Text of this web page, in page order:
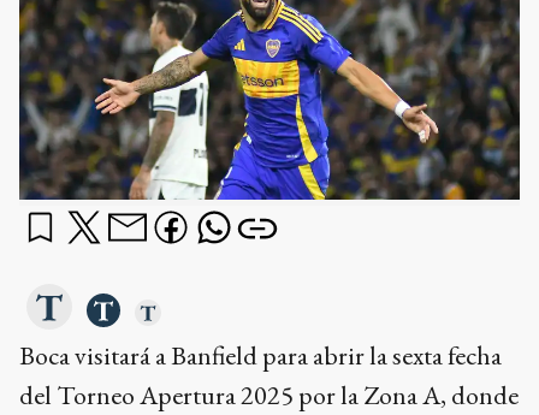
Boca visitará a Banfield para abrir la sexta fecha
del Torneo Apertura 2025 por la Zona A, donde